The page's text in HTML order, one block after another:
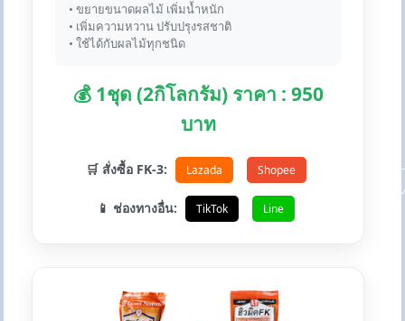
• ขยายขนาดผลไม้ เพิ่มน้ำหนัก
• เพิ่มความหวาน ปรับปรุงรสชาติ
• ใช้ได้กับผลไม้ทุกชนิด
💰 1ชุด (2กิโลกรัม) ราคา : 950
บาท
🛒 สั่งซื้อ FK-3: Lazada Shopee
📱 ช่องทางอื่น: TikTok Line